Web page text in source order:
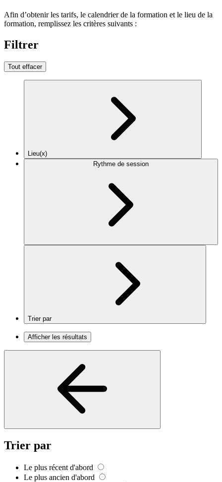
Afin d’obtenir les tarifs, le calendrier de la formation et le lieu de la
formation, remplissez les critères suivants :
Filtrer
Tout effacer
Lieu(x)
Rythme de session
Trier par
Afficher les résultats
Trier par
Le plus récent d'abord
Le plus ancien d'abord